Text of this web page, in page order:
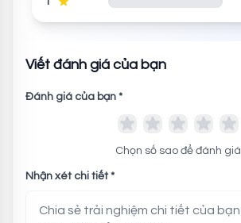
Viết đánh giá của bạn
Đánh giá của bạn *
Chọn số sao để đánh giá
Nhận xét chi tiết *